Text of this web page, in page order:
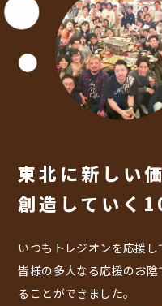
東北に新しい
創造していく
いつもトレジオンを応援し
皆様の多大なる応援のお
ることができました。